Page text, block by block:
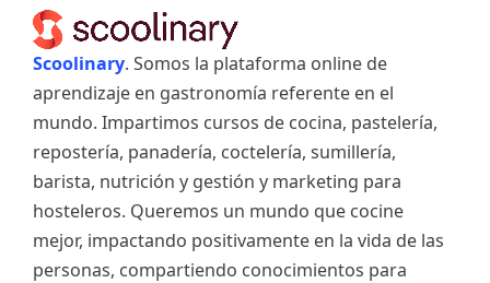
Scoolinary. Somos la plataforma online de
aprendizaje en gastronomía referente en el
mundo. Impartimos cursos de cocina, pastelería,
repostería, panadería, coctelería, sumillería,
barista, nutrición y gestión y marketing para
hosteleros. Queremos un mundo que cocine
mejor, impactando positivamente en la vida de las
personas, compartiendo conocimientos para